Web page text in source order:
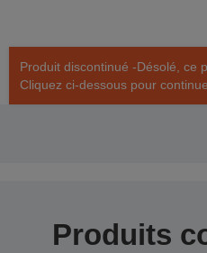
Produit discontinué -Désolé, ce
Cliquez ci-dessous pour
Produits